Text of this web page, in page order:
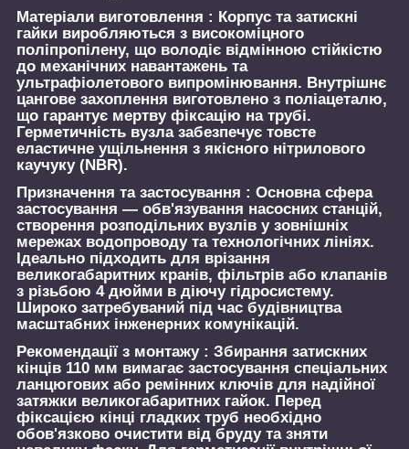
Матеріали виготовлення : Корпус та затискні
гайки виробляються з високоміцного
поліпропілену, що володіє відмінною стійкістю
до механічних навантажень та
ультрафіолетового випромінювання. Внутрішнє
цангове захоплення виготовлено з поліацеталю,
що гарантує мертву фіксацію на трубі.
Герметичність вузла забезпечує товсте
еластичне ущільнення з якісного нітрилового
каучуку (NBR).
Призначення та застосування : Основна сфера
застосування — обв'язування насосних станцій,
створення розподільних вузлів у зовнішніх
мережах водопроводу та технологічних лініях.
Ідеально підходить для врізання
великогабаритних кранів, фільтрів або клапанів
з різьбою 4 дюйми в діючу гідросистему.
Широко затребуваний під час будівництва
масштабних інженерних комунікацій.
Рекомендації з монтажу : Збирання затискних
кінців 110 мм вимагає застосування спеціальних
ланцюгових або ремінних ключів для надійної
затяжки великогабаритних гайок. Перед
фіксацією кінці гладких труб необхідно
обов'язково очистити від бруду та зняти